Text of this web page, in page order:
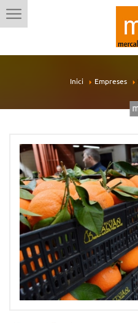
Inici Empreses